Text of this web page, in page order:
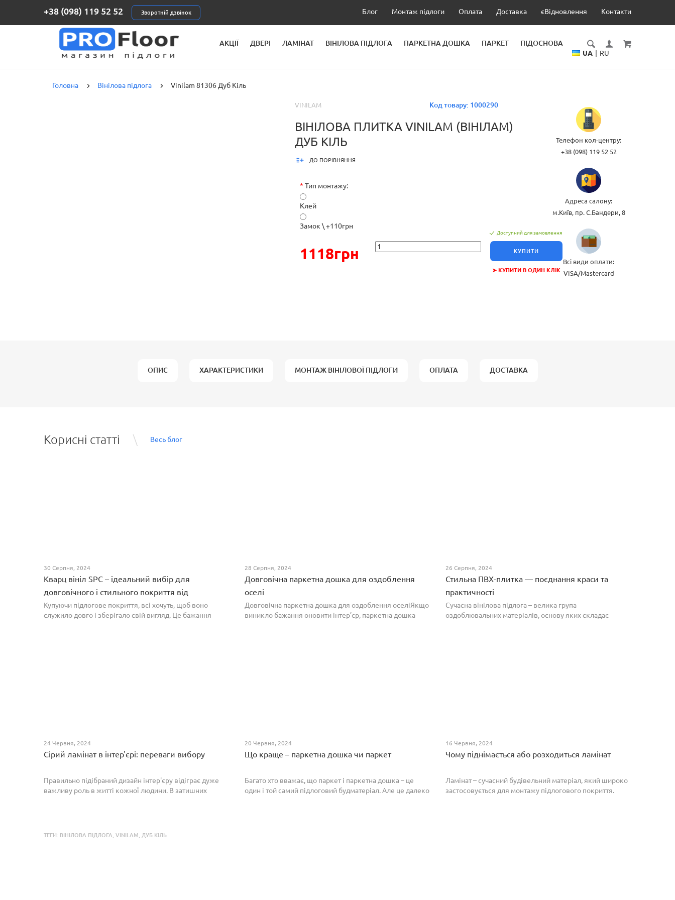
+38 (098) 119 52 52 Зворотній дзвінок Блог Монтаж підлоги Оплата Доставка єВідновлення Контакти
АКЦІЇ ДВЕРІ ЛАМІНАТ ВІНІЛОВА ПІДЛОГА ПАРКЕТНА ДОШКА ПАРКЕТ
ПІДОСНОВА
UA RU
Головна Вінілова підлога Vinilam 81306 Дуб Кіль
Код товару: 1000290
VINILAM
ВІНІЛОВА ПЛИТКА VINILAM (ВІНІЛАМ)
ДУБ КІЛЬ
ДО ПОРІВНЯННЯ
* Тип монтажу:
Клей
Замок \ +110грн
1118грн
Доступний для замовлення
КУПИТИ
➤ КУПИТИ В ОДИН КЛІК
Телефон кол-центру:
+38 (098) 119 52 52
Адреса салону:
м.Київ, пр. С.Бандери, 8
Всі види оплати:
VISA/Mastercard
ОПИС ХАРАКТЕРИСТИКИ МОНТАЖ ВІНІЛОВОЇ ПІДЛОГИ ОПЛАТА ДОСТАВКА
Корисні статті Весь блог
30 Серпня, 2024
Кварц вініл SPC – ідеальний вибір для
довговічного і стильного покриття від
PROFLOOR
Купуючи підлогове покриття, всі хочуть, щоб воно
служило довго і зберігало свій вигляд. Це бажання
28 Серпня, 2024
Довговічна паркетна дошка для оздоблення
оселі
Довговічна паркетна дошка для оздоблення оселіЯкщо
виникло бажання оновити інтер’єр, паркетна дошка
26 Серпня, 2024
Стильна ПВХ-плитка — поєднання краси та
практичності
Сучасна вінілова підлога – велика група
оздоблювальних матеріалів, основу яких складає
24 Червня, 2024
Сірий ламінат в інтер'єрі: переваги вибору
Правильно підібраний дизайн інтер'єру відіграє дуже
важливу роль в житті кожної людини. В затишних
20 Червня, 2024
Що краще – паркетна дошка чи паркет
Багато хто вважає, що паркет і паркетна дошка – це
один і той самий підлоговий будматеріал. Але це далеко
16 Червня, 2024
Чому піднімається або розходиться ламінат
Ламінат – сучасний будівельний матеріал, який широко
застосовується для монтажу підлогового покриття.
ТЕГИ: ВІНІЛОВА ПІДЛОГА VINILAM ДУБ КІЛЬ